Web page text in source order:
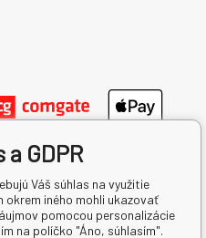
GDPR
Váš súhlas na využitie
okrem iného mohli ukazovať
pomocou personalizácie
na políčko "Áno, súhlasím".